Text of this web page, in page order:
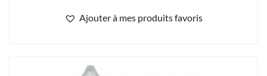
Ajouter à mes produits favoris